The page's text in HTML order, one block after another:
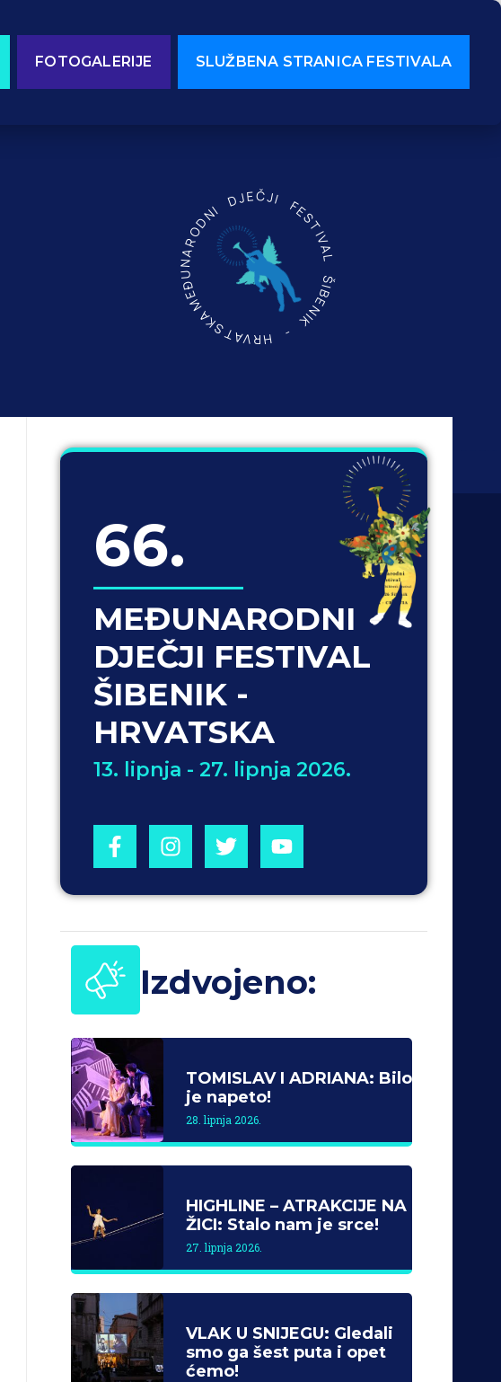
FOTOGALERIJE SLUŽBENA STRANICA FESTIVALA
MEĐUNARODNI DJEČJI FESTIVAL ŠIBENIK - HRVATSKA
66.
MEĐUNARODNI
DJEČJI FESTIVAL
ŠIBENIK -
HRVATSKA
13. lipnja - 27. lipnja 2026.
Izdvojeno:
TOMISLAV I ADRIANA: Bilo
je napeto!
28. lipnja 2026.
HIGHLINE – ATRAKCIJE NA
ŽICI: Stalo nam je srce!
27. lipnja 2026.
VLAK U SNIJEGU: Gledali
smo ga šest puta i opet
ćemo!